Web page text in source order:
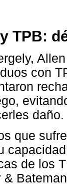
TPB:
con
daño.
que
de los